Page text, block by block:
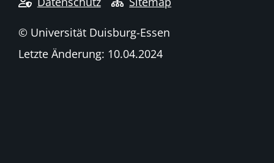
© Universität Duisburg-Essen
Letzte Änderung: 10.04.2024